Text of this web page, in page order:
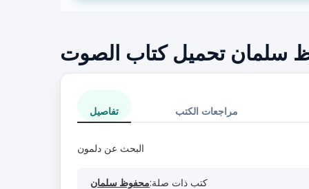
سلمان تحميل كتاب الصوت
تفاصيل مراجعات الكتب
البحث عن دلمون
كتب ذات صلة:محفوظ سلمان